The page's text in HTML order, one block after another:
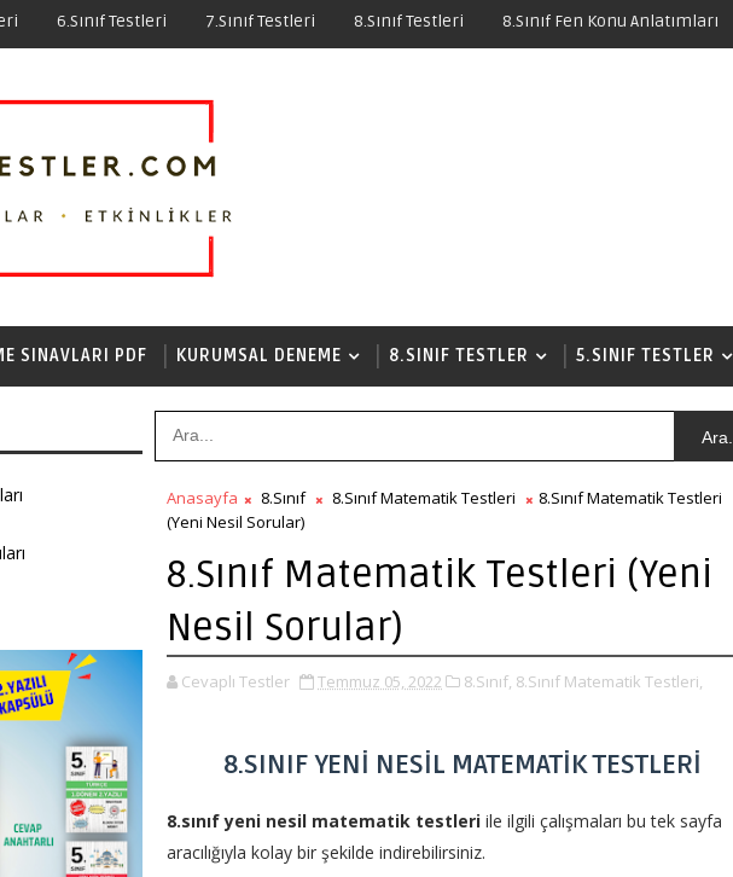
6.Sınıf Testleri 7.Sınıf Testleri 8.Sınıf Testleri 8.Sınıf Fen Konu Anlatımları
SINAVLARI PDF KURUMSAL DENEME 8.SINIF TESTLER 5.SINIF TESTLER
Anasayfa 8.Sınıf 8.Sınıf Matematik Testleri
8.Sınıf Matematik Testleri
(Yeni Nesil Sorular)
8.Sınıf Matematik Testleri (Yeni
Nesil Sorular)
Cevaplı Testler Temmuz 05, 2022 8.Sınıf, 8.Sınıf Matematik Testleri,
8.SINIF YENİ NESİL MATEMATİK TESTLERİ
8.sınıf yeni nesil matematik testleri ile ilgili çalışmaları bu tek sayfa
aracılığıyla kolay bir şekilde indirebilirsiniz.